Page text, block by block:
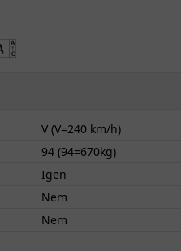
V (V=240 km/h)
94 (94=670kg)
Igen
Nem
Nem